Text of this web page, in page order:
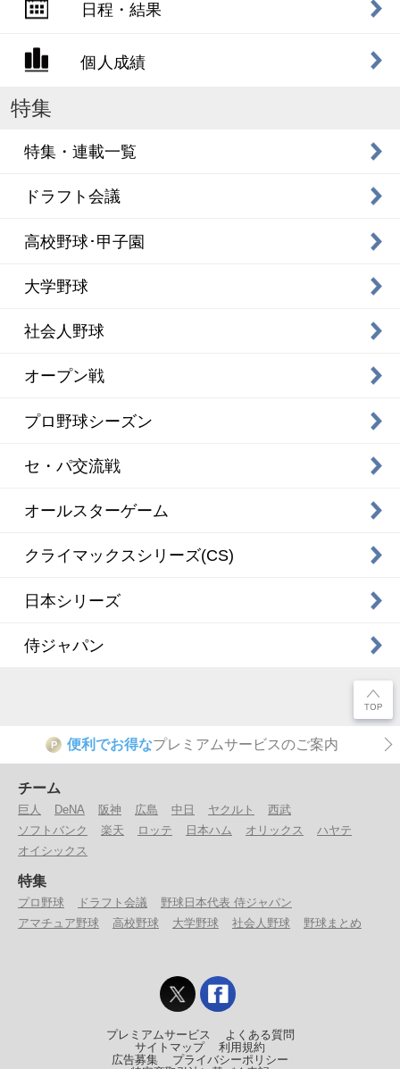
日程・結果
個人成績
特集
特集・連載一覧
ドラフト会議
高校野球･甲子園
大学野球
社会人野球
オープン戦
プロ野球シーズン
セ・パ交流戦
オールスターゲーム
クライマックスシリーズ(CS)
日本シリーズ
侍ジャパン
P 便利でお得なプレミアムサービスのご案内
チーム
巨人 DeNA 阪神 広島 中日 ヤクルト
西武
ソフトバンク
楽天 ロッテ 日本ハム オリックス
ハヤテ
オイシックス
特集
プロ野球 ドラフト会議
野球日本代表 侍ジャパン
アマチュア野球
高校野球 大学野球 社会人野球 野球まとめ
プレミアムサービス
よくある質問
サイトマップ
利用規約
広告募集
プライバシーポリシー